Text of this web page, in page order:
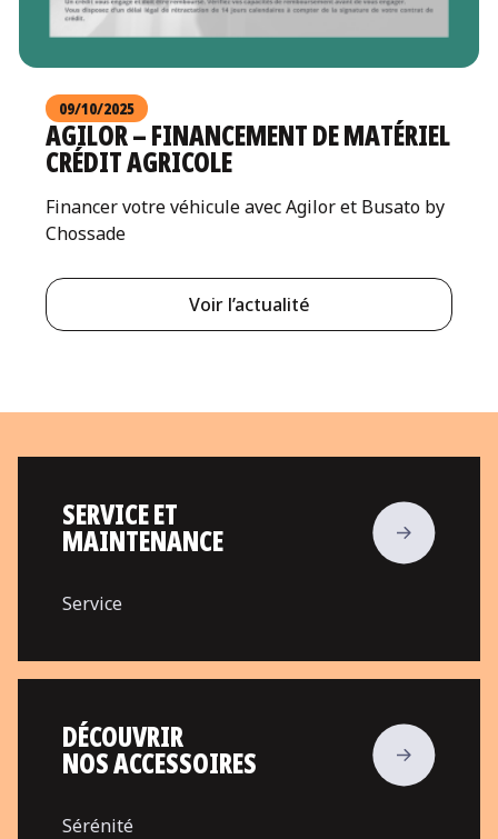
09/10/2025
AGILOR – FINANCEMENT DE MATÉRIEL
CRÉDIT AGRICOLE
Financer votre véhicule avec Agilor et Busato by
Chossade
Voir l’actualité
SERVICE ET
MAINTENANCE
Service
DÉCOUVRIR
NOS ACCESSOIRES
Sérénité